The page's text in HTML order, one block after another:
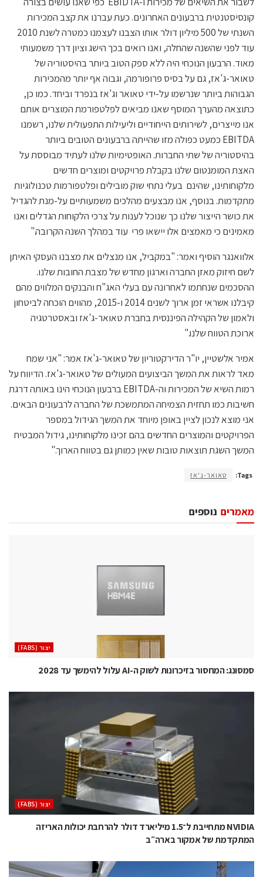
קונסיסטנטית ברבעונים האחרונים. כעת עברנו את קצב המכירות
השנתי של 500 מיליון דולר אותו הצבנו לעצמנו כמטרה לשנת 2010
עוד לפני שהשנה שהחלה, ואנו רואים בכך הישג וציון דרך משמעותי
מאוד. הרבעון הנוכחי היה ללא ספק הטוב ביותר בהיסטוריה של
טאואר-ג'אז, גם על בסיס פרופורמה, וגבוה אף יותר מהמכירות
הגבוהות ביותר שנרשמו על-ידי טאואר וג'אז בנפרד וביחד. כמו כן,
כתוצאה מהערך המוסף שאנו מביאים לפלטפורמת המוצרים אותם
אנו מייצרים, לשירותים הייחודיים וליעילות התפעולית שלנו, רשמנו
EBITDA כמעט כפולה מזו שהייתה ברבעונים הטובים ביותר
בהיסטוריה של שתי החברות. האופטימיות שלנו לעתיד מבוססת על
האצת המומנטום שלנו בקבלת פרויקטים ומוצרים חדשים
מלקוחותינו, שהינם בעלי נתחי שוק מובילים ופלטפורמות טכנולוגיות
מתקדמות. בנוסף, אנו מבצעים מהלכים משמעותיים על-מנת להגדיל
את כושר הייצור שלנו כך שנוכל לענות על צרכי הלקוחות הגדלים ואנו
מאמינים כי מאמצים אלו יישאו פרי עוד במהלך השנה הקרובה."
אלוואנגר הוסיף ואמר: "במקביל, אנו מנצלים את מצבנו העסקי האיתן
לשם חיזוק מאזן החברה וארגון מחדש של מצבת החובות שלנו.
ההסכמים שנחתמו לאחרונה עם בעלי האג"ח והבנקים המלווים מהם
קיבלנו אשראי זמן ארוך לשנים 2014 ו-2015, מהווים הוכחה לביטחון
ולאמון של הקהילה הפיננסית בחברת טאואר-ג'אז ובאסטרטגיה
ארוכת הטווח שלנו."
אמיר אלשטיין, יו"ר הדירקטוריון של טאואר-ג'אז אמר: "אני שמח
מאד לראות את המשך הביצועים המעולים של טאואר-ג'אז. הדיווח על
רמות השיא של המכירות וה-EBITDA ברבעון הנוכחי הינו באותה דרגת
חשיבות כמו תחזית הצמיחה המתמשכת של החברה לרבעונים הבאים.
אני מוצא לנכון לציין באופן מיוחד את המשך הגידול במספר
הפרויקטים והמוצרים החדשים בהם זכינו מלקוחותינו, גידול המבטיח
המשך השגת תוצאות טובות שאין כמותן גם בטווח הארוך."
Tags: טאואר-ג'אז
נוספים מאמרים
‫יצור (‪(FABS‬‬
סמסונג: המחסור בזיכרונות לשוק ה-AI עלול להימשך עד 2028
‫יצור (‪(FABS‬‬
NVIDIA מתחייבת ל־1.5 מיליארד דולר להרחבת יכולות האריזה
המתקדמת של אמקור בארה״ב